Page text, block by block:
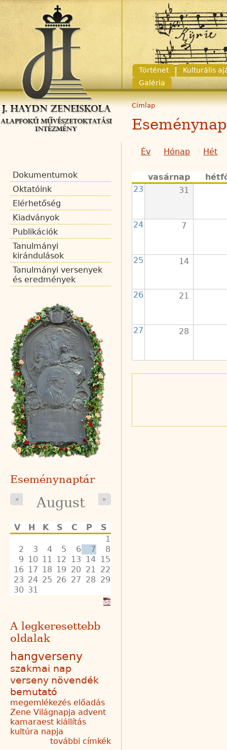
Történet
Kulturális
Galéria
Címlap
Év Hónap Hét
vasárnap
23
31
24 7
25 14
26 21
27 28
Dokumentumok
Oktatóink
Elérhetőség
Kiadványok
Publikációk
Tanulmányi
kirándulások
Tanulmányi versenyek
és eredmények
Eseménynaptár
« August »
V H K S C P
S
1
2
3 4 5 6 7
8
9 10 11 12 13 14 15
16 17 18 19 20 21
22
23 24 25 26 27 28 29
30 31
A legkeresettebb
oldalak
hangverseny
szakmai nap
verseny növendék
bemutató
megemlékezés előadás
Zene Világnapja advent
kamaraest kiállítás
kultúra napja
további címkék